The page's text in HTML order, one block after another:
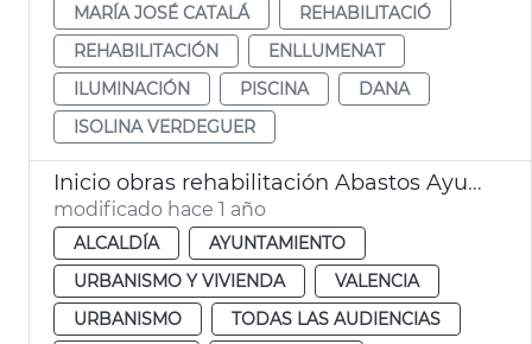
MARÍA JOSÉ CATALÁ
REHABILITACIÓ
REHABILITACIÓN
ENLLUMENAT
ILUMINACIÓN
PISCINA
DANA
ISOLINA VERDEGUER
Inicio obras rehabilitación Abastos Ayuntamiento València
modificado hace 1 año
ALCALDÍA
AYUNTAMIENTO
URBANISMO Y VIVIENDA
VALENCIA
URBANISMO
TODAS LAS AUDIENCIAS